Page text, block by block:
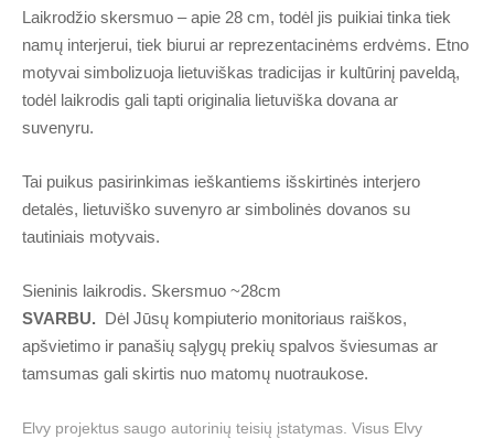
Laikrodžio skersmuo – apie 28 cm, todėl jis puikiai tinka tiek
namų interjerui, tiek biurui ar reprezentacinėms erdvėms. Etno
motyvai simbolizuoja lietuviškas tradicijas ir kultūrinį paveldą,
todėl laikrodis gali tapti originalia lietuviška dovana ar
suvenyru.
Tai puikus pasirinkimas ieškantiems išskirtinės interjero
detalės, lietuviško suvenyro ar simbolinės dovanos su
tautiniais motyvais.
Sieninis laikrodis. Skersmuo ~28cm
SVARBU. Dėl Jūsų kompiuterio monitoriaus raiškos,
apšvietimo ir panašių sąlygų prekių spalvos šviesumas ar
tamsumas gali skirtis nuo matomų nuotraukose.
Elvy projektus saugo autorinių teisių įstatymas. Visus Elvy